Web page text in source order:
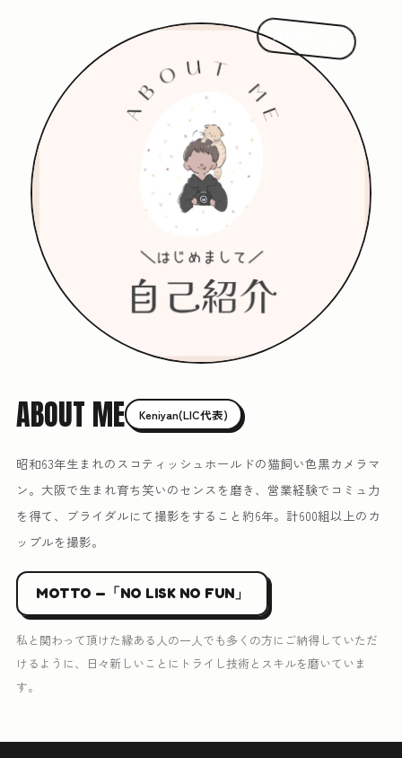
はじめまして!
ABOUT ME Keniyan(LIC代表)
昭和63年生まれのスコティッシュホールドの猫飼い色黒カメラマ
ン。大阪で生まれ育ち笑いのセンスを磨き、営業経験でコミュ力
を得て、ブライダルにて撮影をすること約6年。計600組以上のカ
ップルを撮影。
MOTTO —「NO LISK NO FUN」
私と関わって頂けた縁ある人の一人でも多くの方にご納得していただ
けるように、日々新しいことにトライし技術とスキルを磨いていま
す。